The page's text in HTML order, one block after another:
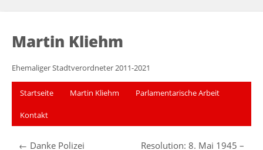
Martin Kliehm
Ehemaliger Stadtverordneter 2011-2021
Startseite Martin Kliehm Parlamentarische Arbeit
Kontakt
← Danke Polizei
Resolution: 8. Mai 1945 –